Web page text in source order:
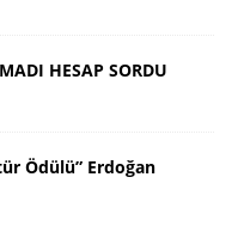
HESAP SORDU
Ödülü” Erdoğan